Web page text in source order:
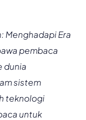
Menghadapi Era
pembaca
dunia
sistem
teknologi
untuk